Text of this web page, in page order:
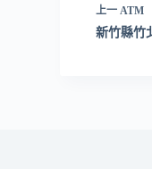
上一ATM
新竹縣竹